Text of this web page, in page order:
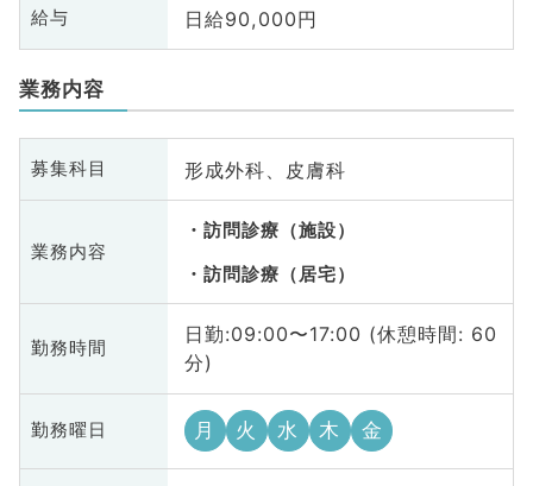
給与 日給90,000円
業務内容
募集科目 形成外科、皮膚科
業務内容
訪問診療（施設）
訪問診療（居宅）
勤務時間
日勤:09:00〜17:00 (休憩時間: 60
分)
勤務曜日 月 火 水 木 金